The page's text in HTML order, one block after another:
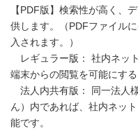
【PDF版】検索性が高く、
供します。（PDFファイル
入されます。）
レギュラー版： 社内ネッ
端末からの閲覧を可能にする
法人内共有版： 同一法人
ん）内であれば、社内ネッ
能です。